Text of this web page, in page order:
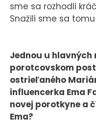
sme sa rozhodli
Snažili sme sa
Jednou u hlavných
porotcovskom
ostrieľaného
influencerka Ema
novej porotkyne a
Ema?